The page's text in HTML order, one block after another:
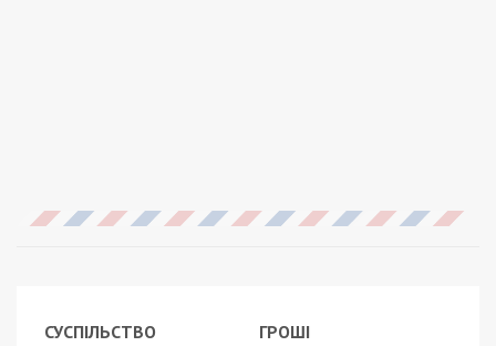
СУСПІЛЬСТВО ГРОШІ